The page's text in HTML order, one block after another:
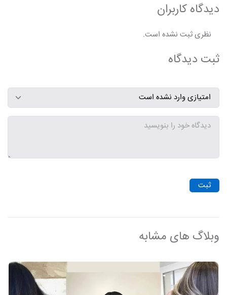
دیدگاه کاربران
نظری ثبت نشده است.
ثبت دیدگاه
ثبت
وبلاگ های مشابه